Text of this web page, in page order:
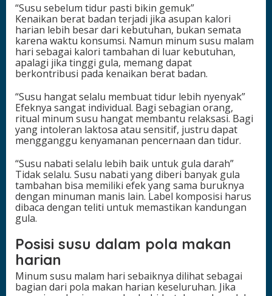
“Susu sebelum tidur pasti bikin gemuk”
Kenaikan berat badan terjadi jika asupan kalori
harian lebih besar dari kebutuhan, bukan semata
karena waktu konsumsi. Namun minum susu malam
hari sebagai kalori tambahan di luar kebutuhan,
apalagi jika tinggi gula, memang dapat
berkontribusi pada kenaikan berat badan.
“Susu hangat selalu membuat tidur lebih nyenyak”
Efeknya sangat individual. Bagi sebagian orang,
ritual minum susu hangat membantu relaksasi. Bagi
yang intoleran laktosa atau sensitif, justru dapat
mengganggu kenyamanan pencernaan dan tidur.
“Susu nabati selalu lebih baik untuk gula darah”
Tidak selalu. Susu nabati yang diberi banyak gula
tambahan bisa memiliki efek yang sama buruknya
dengan minuman manis lain. Label komposisi harus
dibaca dengan teliti untuk memastikan kandungan
gula.
Posisi susu dalam pola makan
harian
Minum susu malam hari sebaiknya dilihat sebagai
bagian dari pola makan harian keseluruhan. Jika